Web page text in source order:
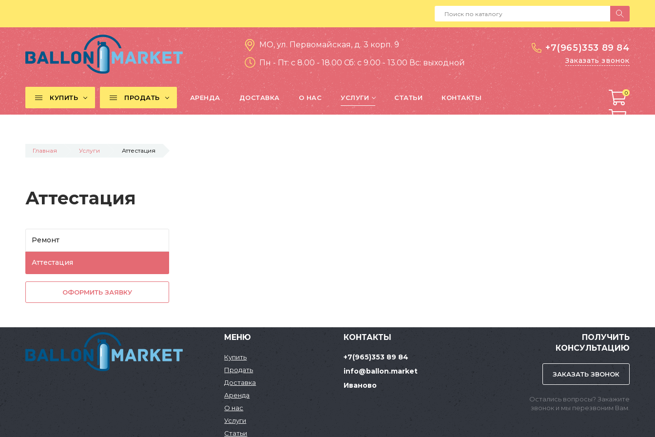
+7(965)353 89 84
Заказать звонок
МО, ул. Первомайская, д. 3 корп. 9
Пн - Пт: c 8.00 - 18.00 Сб: c 9.00 - 13.00 Вс: выходной
КУПИТЬ ПРОДАТЬ АРЕНДА ДОСТАВКА О НАС УСЛУГИ СТАТЬИ КОНТАКТЫ
0
0
Главная Услуги Аттестация
Аттестация
Ремонт
Аттестация
ОФОРМИТЬ ЗАЯВКУ
МЕНЮ
Купить
Продать
Доставка
Аренда
О нас
Услуги
Статьи
КОНТАКТЫ
+7(965)353 89 84
info@ballon.market
Иваново
ПОЛУЧИТЬ
КОНСУЛЬТАЦИЮ
ЗАКАЗАТЬ ЗВОНОК
Остались вопросы? Закажите
звонок и мы перезвоним Вам.